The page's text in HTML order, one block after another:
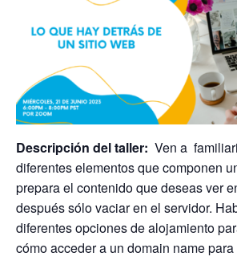
Descripción del taller: Ven a
diferentes elementos que componen
prepara el contenido que deseas ver
después sólo vaciar en el servidor.
diferentes opciones de alojamiento
cómo acceder a un domain name